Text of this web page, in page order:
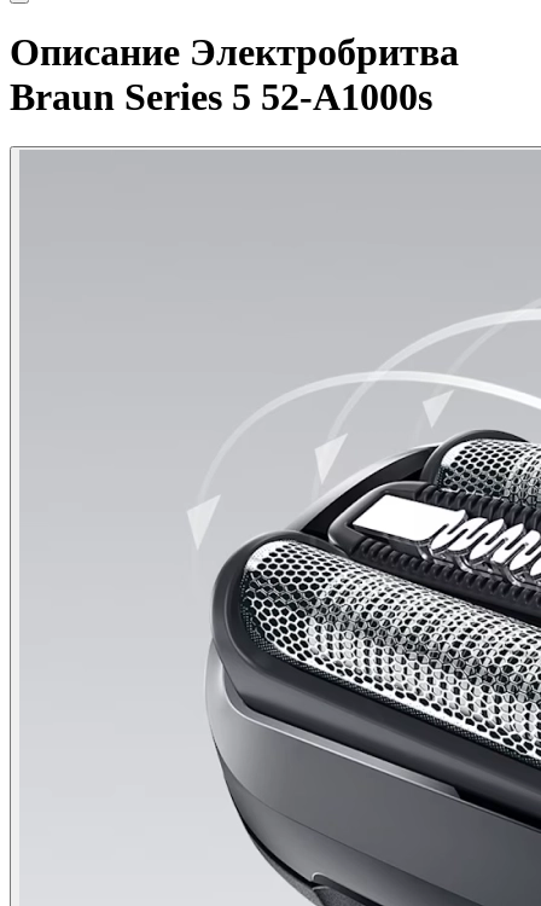
Описание Электробритва
Braun Series 5 52-A1000s